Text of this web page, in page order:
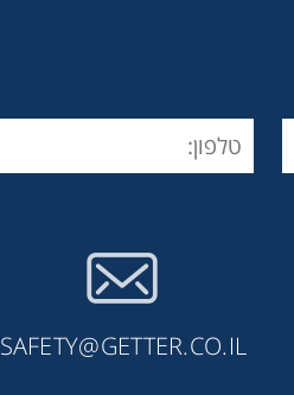
SAFETY@GETTER.CO.IL